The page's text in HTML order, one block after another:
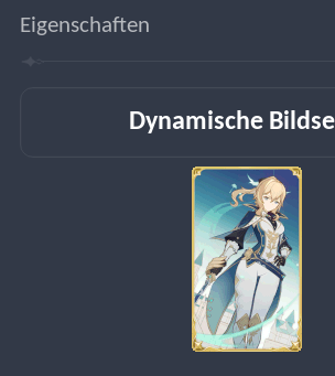
Eigenschaften
Dynamische